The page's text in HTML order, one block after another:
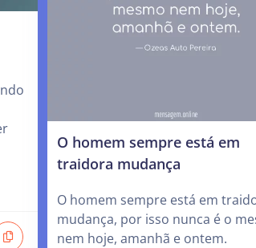
O homem sempre está em
traidora mudança
O homem sempre está em
mudança, por isso nunca é o
nem hoje, amanhã e ontem.